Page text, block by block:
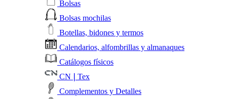
Bolsas
Bolsas mochilas
Botellas, bidones y termos
Calendarios, alfombrillas y almanaques
Catálogos físicos
CN❘Tex
Complementos y Detalles